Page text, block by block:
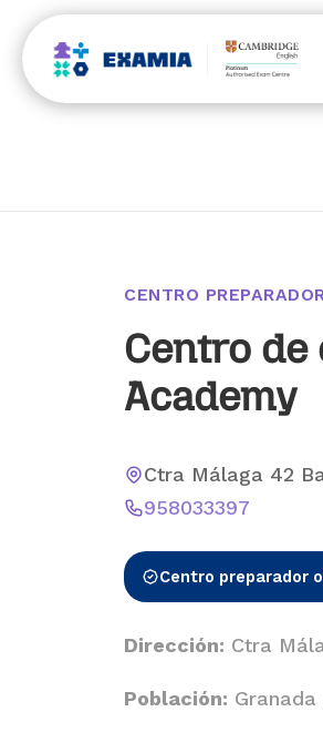
CENTRO
Centro de
Academy
Ctra Málaga 42
958033397
Centro preparador
Dirección: Ctra
Población: Granada